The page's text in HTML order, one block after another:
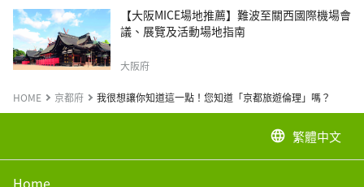
【大阪MICE場地推薦】難波至關西國際機場會
議、展覽及活動場地指南
大阪府
HOME 京都府 我很想讓你知道這一點！您知道「京都旅遊倫理」嗎？
language 繁體中文
Home